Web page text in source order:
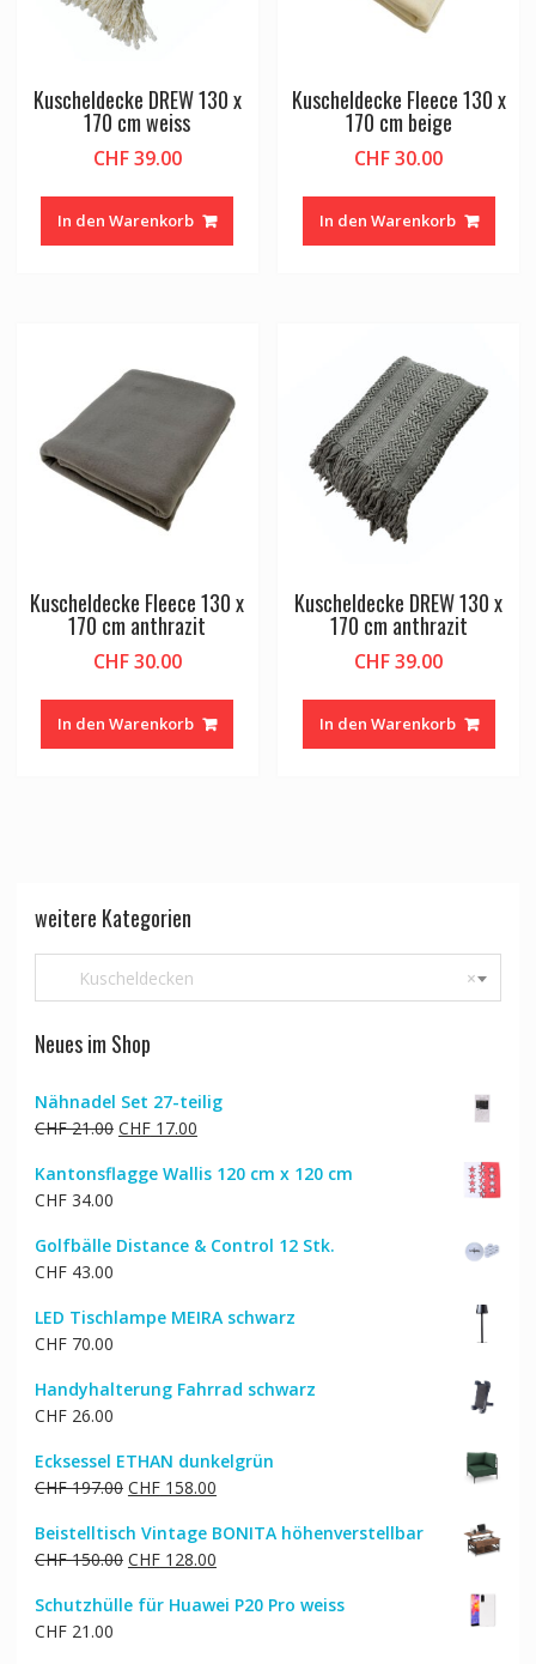
Kuscheldecke DREW 130 x
170 cm weiss
CHF39.00
In den Warenkorb
Kuscheldecke Fleece 130 x
170 cm beige
CHF30.00
In den Warenkorb
Kuscheldecke Fleece 130 x
170 cm anthrazit
CHF30.00
In den Warenkorb
Kuscheldecke DREW 130 x
170 cm anthrazit
CHF39.00
In den Warenkorb
weitere Kategorien
×
Kuscheldecken
Neues im Shop
Nähnadel Set 27-teilig
CHF21.00 Ursprünglicher
war:
CHF17.00Aktueller
ist:
Kantonsflagge Wallis 120 cm x 120 cm
CHF34.00
Golfbälle Distance & Control 12 Stk.
CHF43.00
LED Tischlampe MEIRA schwarz
CHF70.00
Handyhalterung Fahrrad schwarz
CHF26.00
Ecksessel ETHAN dunkelgrün
CHF197.00 Ursprünglicher
war:
CHF 197.00
CHF158.00Aktueller
ist:
CHF 158.00.
Beistelltisch Vintage BONITA höhenverstellbar
CHF150.00 Ursprünglicher
war:
CHF128.00Aktueller
ist:
Schutzhülle für Huawei P20 Pro weiss
CHF21.00